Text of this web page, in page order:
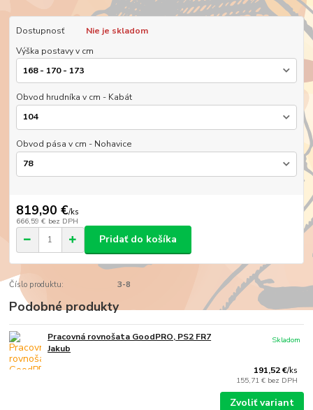
Dostupnosť
Nie je skladom
Výška postavy v cm
Obvod hrudníka v cm - Kabát
Obvod pása v cm - Nohavice
819,90 €/ks
666,59 € bez DPH
Pridať do košíka
Číslo produktu: 3-8
Podobné produkty
Pracovná rovnošata GoodPRO, PS2 FR7
Jakub
191,52 €/ks
155,71 € bez DPH
Skladom
Zvoliť variant